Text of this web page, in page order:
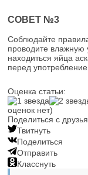
СОВЕТ №3
Соблюдайте
проводите влажную
находиться яйца
перед
Оценка статьи:
оценок нет)
Поделиться с
Твитнуть
Поделиться
Отправить
Класснуть